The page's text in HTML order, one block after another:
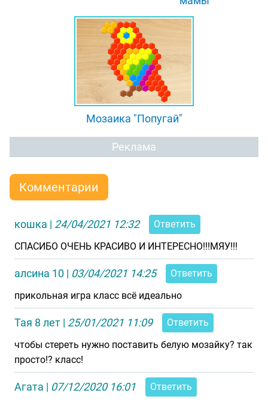
Мозаика "Попугай"
Реклама
Комментарии
кошка | 24/04/2021 12:32
Ответить
СПАСИБО ОЧЕНЬ КРАСИВО И ИНТЕРЕСНО!!!МЯУ!!!
алсина 10 | 03/04/2021 14:25
Ответить
прикольная игра класс всё идеально
Тая 8 лет | 25/01/2021 11:09
Ответить
чтобы стереть нужно поставить белую мозайку? так
просто!? класс!
Агата | 07/12/2020 16:01
Ответить